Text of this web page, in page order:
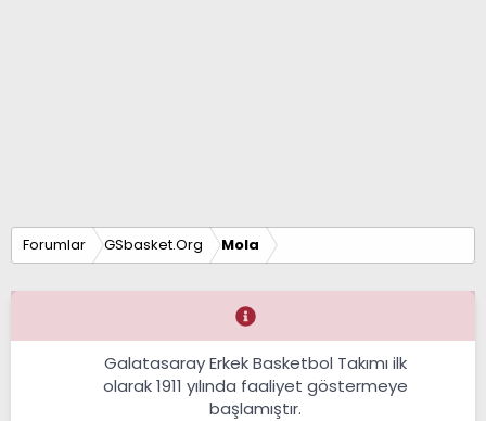
Forumlar GSbasket.Org Mola
Galatasaray Erkek Basketbol Takımı ilk
olarak 1911 yılında faaliyet göstermeye
başlamıştır.